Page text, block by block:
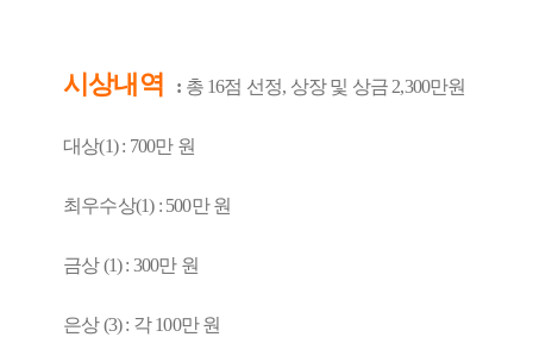
시상내역 : 총 16점 선정, 상장 및 상금 2,300만원
대상(1) : 700만 원
최우수상(1) : 500만 원
금상 (1) : 300만 원
은상 (3) : 각 100만 원